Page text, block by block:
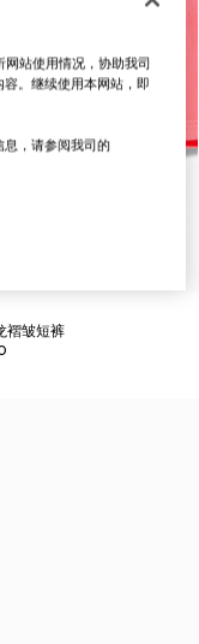
褶皱短裤
站使用情况，协助我司
。继续使用本网站，即
息，请参阅我司的